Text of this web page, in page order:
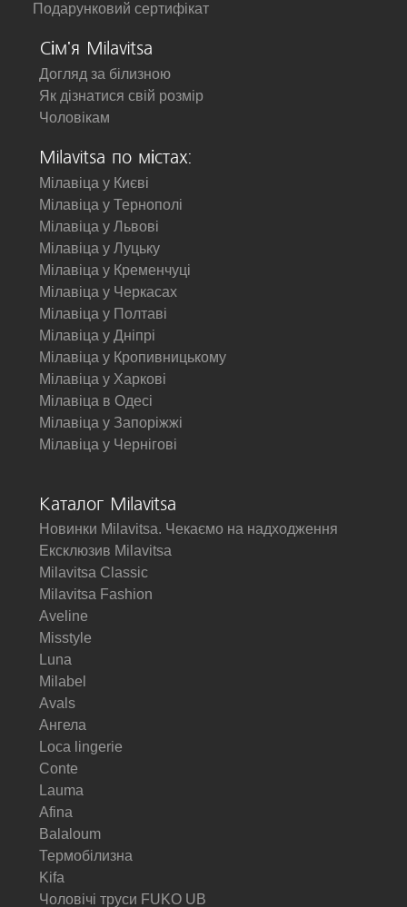
Подарунковий сертифікат
Сім'я Milavitsa
Догляд за білизною
Як дізнатися свій розмір
Чоловікам
Milavitsa по містах:
Мілавіца у Києві
Мілавіца у Тернополі
Мілавіца у Львові
Мілавіца у Луцьку
Мілавіца у Кременчуці
Мілавіца у Черкасах
Мілавіца у Полтаві
Мілавіца у Дніпрі
Мілавіца у Кропивницькому
Мілавіца у Харкові
Мілавіца в Одесі
Мілавіца у Запоріжжі
Мілавіца у Чернігові
Каталог Milavitsa
Новинки Milavitsa. Чекаємо на надходження
Ексклюзив Milavitsa
Milavitsa Classic
Milavitsa Fashion
Aveline
Misstyle
Luna
Milabel
Avals
Ангела
Loca lingerie
Conte
Lauma
Afina
Balaloum
Термобілизна
Kifa
Чоловічі труси FUKO UB